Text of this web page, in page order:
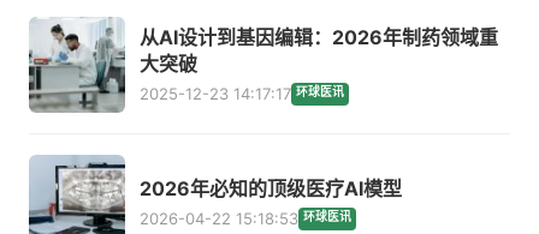
从AI设计到基因编辑：2026年制药领域重
大突破
2025-12-23 14:17:17 环球医讯
2026年必知的顶级医疗AI模型
2026-04-22 15:18:53 环球医讯